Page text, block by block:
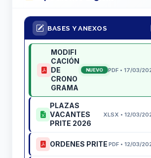
BASES Y ANEXOS
MODIFI
CACIÓN
DE
CRONO
GRAMA
NUEVO PDF • 17/03/
PLAZAS
VACANTES
PRITE 2026
XLSX • 12/03/
ORDENES PRITE PDF • 12/03/